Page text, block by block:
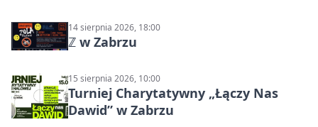
14 sierpnia 2026, 18:00
ℤ w Zabrzu
15 sierpnia 2026, 10:00
Turniej Charytatywny „Łączy Nas
Dawid” w Zabrzu